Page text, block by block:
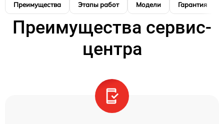
Преимущества Этапы работ Модели Гарантия
Преимущества сервис-
центра